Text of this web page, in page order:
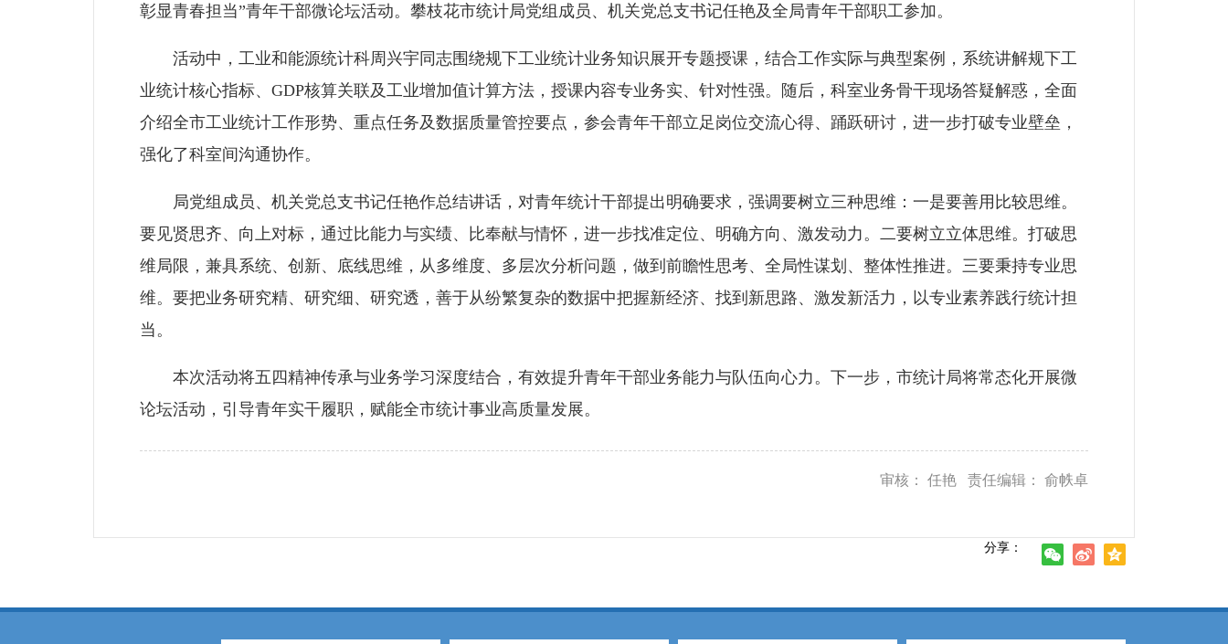
彰显青春担当”青年干部微论坛活动。攀枝花市统计局党组成员、机关党总支书记任艳及全局青年干部职工参加。
活动中，工业和能源统计科周兴宇同志围绕规下工业统计业务知识展开专题授课，结合工作实际与典型案例，系统讲解规下工
业统计核心指标、GDP核算关联及工业增加值计算方法，授课内容专业务实、针对性强。随后，科室业务骨干现场答疑解惑，全面
介绍全市工业统计工作形势、重点任务及数据质量管控要点，参会青年干部立足岗位交流心得、踊跃研讨，进一步打破专业壁垒，
强化了科室间沟通协作。
局党组成员、机关党总支书记任艳作总结讲话，对青年统计干部提出明确要求，强调要树立三种思维：一是要善用比较思维。
要见贤思齐、向上对标，通过比能力与实绩、比奉献与情怀，进一步找准定位、明确方向、激发动力。二要树立立体思维。打破思
维局限，兼具系统、创新、底线思维，从多维度、多层次分析问题，做到前瞻性思考、全局性谋划、整体性推进。三要秉持专业思
维。要把业务研究精、研究细、研究透，善于从纷繁复杂的数据中把握新经济、找到新思路、激发新活力，以专业素养践行统计担
当。
本次活动将五四精神传承与业务学习深度结合，有效提升青年干部业务能力与队伍向心力。下一步，市统计局将常态化开展微
论坛活动，引导青年实干履职，赋能全市统计事业高质量发展。
审核： 任艳 责任编辑： 俞帙卓
分享：